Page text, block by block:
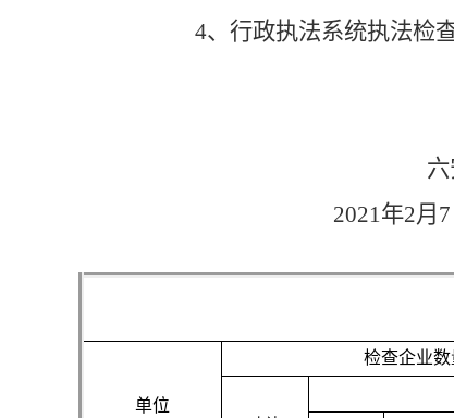
4、 行政执法系统执法检
2021年2月
单位
检查企业数